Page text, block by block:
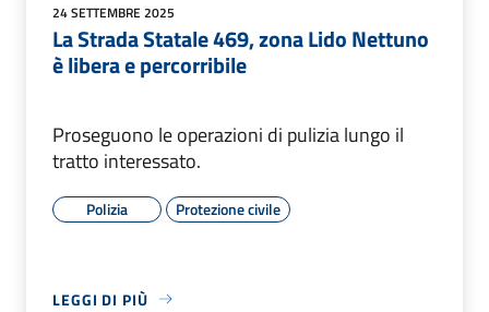
24 SETTEMBRE 2025
La Strada Statale 469, zona Lido Nettuno
è libera e percorribile
Proseguono le operazioni di pulizia lungo il
tratto interessato.
Polizia Protezione civile
LEGGI DI PIÙ